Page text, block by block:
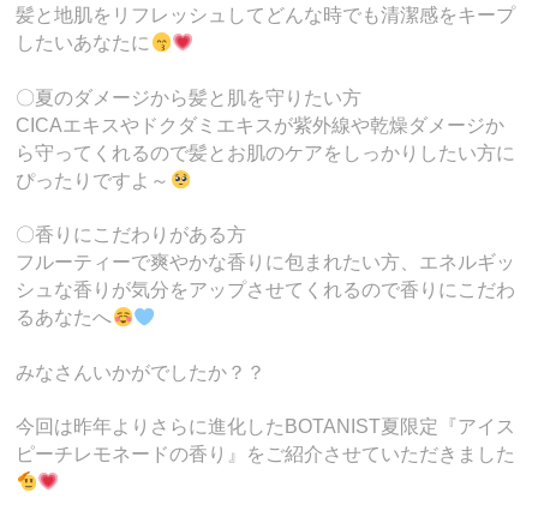
髪と地肌をリフレッシュしてどんな時でも清潔感をキープ
したいあなたに
〇夏のダメージから髪と肌を守りたい方
CICAエキスやドクダミエキスが紫外線や乾燥ダメージか
ら守ってくれるので髪とお肌のケアをしっかりしたい方に
ぴったりですよ～
〇香りにこだわりがある方
フルーティーで爽やかな香りに包まれたい方、エネルギッ
シュな香りが気分をアップさせてくれるので香りにこだわ
るあなたへ
みなさんいかがでしたか？？
今回は昨年よりさらに進化したBOTANIST夏限定『アイス
ピーチレモネードの香り』をご紹介させていただきました